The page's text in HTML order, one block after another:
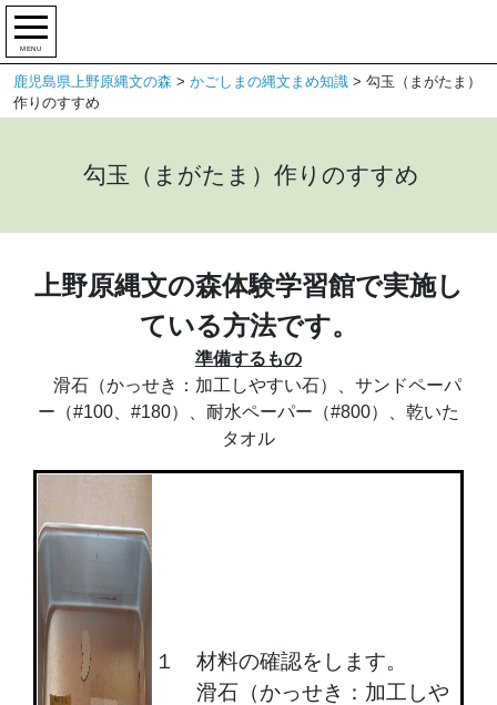
MENU
鹿児島県上野原縄文の森 > かごしまの縄文まめ知識 > 勾玉（まがたま）
作りのすすめ
勾玉（まがたま）作りのすすめ
上野原縄文の森体験学習館で実施し
ている方法です。
準備するもの
滑石（かっせき：加工しやすい石）、サンドペーパ
ー（#100、#180）、耐水ペーパー（#800）、乾いた
タオル
１ 材料の確認をします。
滑石（かっせき：加工しや